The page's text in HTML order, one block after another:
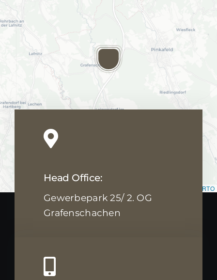
CARTO
Head Office:
Gewerbepark 25/ 2. OG
Grafenschachen